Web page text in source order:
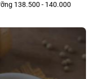
138.500 - 140.000